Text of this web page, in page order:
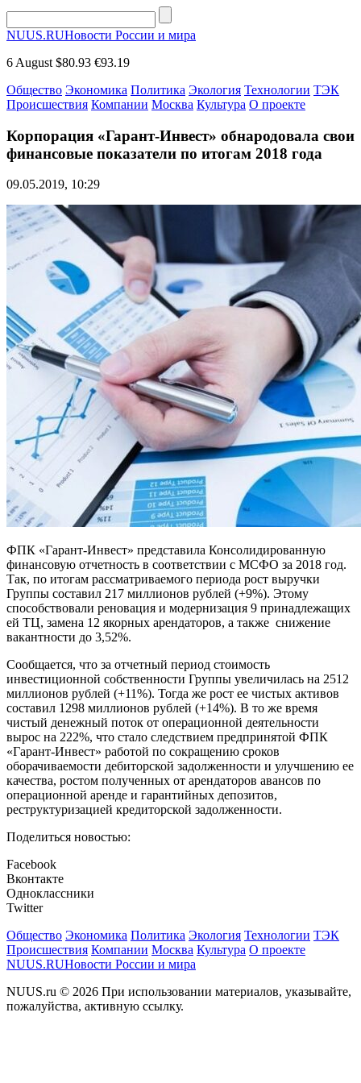
NUUS.RUНовости России и мира
6 August $80.93 €93.19
Общество Экономика Политика Экология Технологии ТЭК
Происшествия Компании Москва Культура О проекте
Корпорация «Гарант-Инвест» обнародовала свои
финансовые показатели по итогам 2018 года
09.05.2019, 10:29
ФПК «Гарант-Инвест» представила Консолидированную
финансовую отчетность в соответствии с МСФО за 2018 год.
Так, по итогам рассматриваемого периода рост выручки
Группы составил 217 миллионов рублей (+9%). Этому
способствовали реновация и модернизация 9 принадлежащих
ей ТЦ, замена 12 якорных арендаторов, а также снижение
вакантности до 3,52%.
Сообщается, что за отчетный период стоимость
инвестиционной собственности Группы увеличилась на 2512
миллионов рублей (+11%). Тогда же рост ее чистых активов
составил 1298 миллионов рублей (+14%). В то же время
чистый денежный поток от операционной деятельности
вырос на 222%, что стало следствием предпринятой ФПК
«Гарант-Инвест» работой по сокращению сроков
оборачиваемости дебиторской задолженности и улучшению ее
качества, ростом полученных от арендаторов авансов по
операционной аренде и гарантийных депозитов,
реструктуризацией кредиторской задолженности.
Поделиться новостью:
Facebook
Вконтакте
Одноклассники
Twitter
Общество Экономика Политика Экология Технологии ТЭК
Происшествия Компании Москва Культура О проекте
NUUS.RUНовости России и мира
NUUS.ru © 2026 При использовании материалов, указывайте,
пожалуйства, активную ссылку.